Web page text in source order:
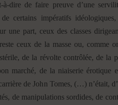
à-dire de faire preuve d’une
certains impératifs
une part, ceux des classes
ceux de la masse ou, comme
de la révolte contrôlée, de la
marché, de la niaiserie érotique
de John Tomes, (…) n’était,
de manipulations sordides, de